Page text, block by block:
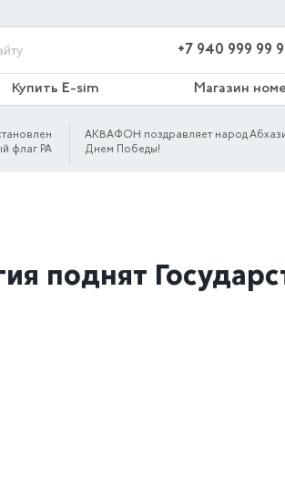
+7 940 999 99
Купить E-sim Магазин
флаг РА
АКВАФОН поздравляет народ
Днем Победы!
поднят